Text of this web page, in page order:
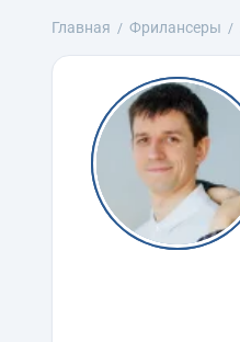
Главная Фрилансеры